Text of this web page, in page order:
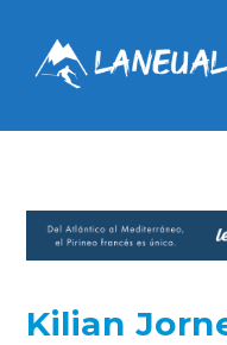
Kilian